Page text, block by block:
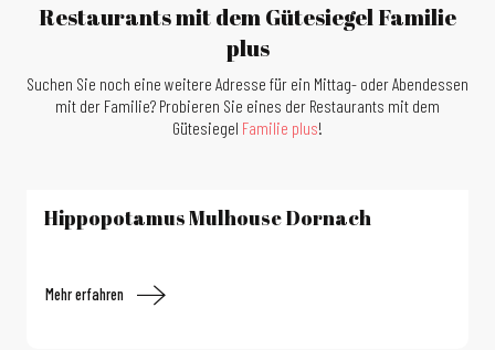
Restaurants mit dem Gütesiegel Familie
plus
Suchen Sie noch eine weitere Adresse für ein Mittag- oder Abendessen
mit der Familie? Probieren Sie eines der Restaurants mit dem
Gütesiegel Familie plus!
Hippopotamus Mulhouse Dornach
Mehr erfahren